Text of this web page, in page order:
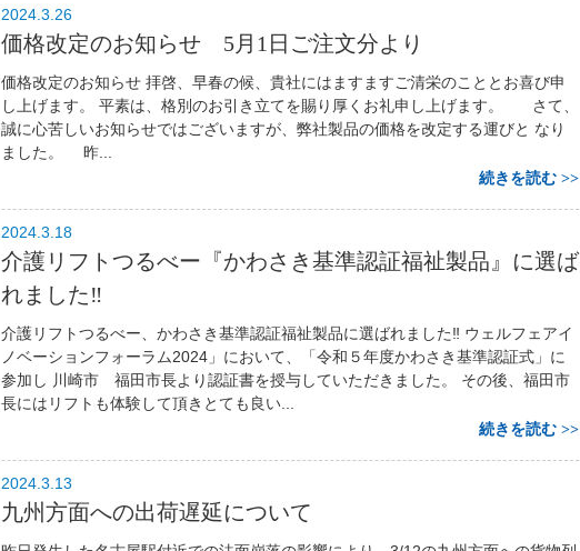
2024.3.26
価格改定のお知らせ 5月1日ご注文分より
価格改定のお知らせ 拝啓、早春の候、貴社にはますますご清栄のこととお喜び申
し上げます。 平素は、格別のお引き立てを賜り厚くお礼申し上げます。 さて、
誠に心苦しいお知らせではございますが、弊社製品の価格を改定する運びと なり
ました。 昨...
続きを読む
2024.3.18
介護リフトつるべー『かわさき基準認証福祉製品』に選ば
れました‼️
介護リフトつるべー、かわさき基準認証福祉製品に選ばれました‼️ ウェルフェアイ
ノベーションフォーラム2024」において、「令和５年度かわさき基準認証式」に
参加し 川崎市 福田市長より認証書を授与していただきました。 その後、福田市
長にはリフトも体験して頂きとても良い...
続きを読む
2024.3.13
九州方面への出荷遅延について